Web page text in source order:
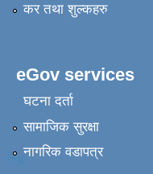
कर तथा शुल्कहरु
eGov services
घटना दर्ता
सामाजिक सुरक्षा
नागरिक वडापत्र